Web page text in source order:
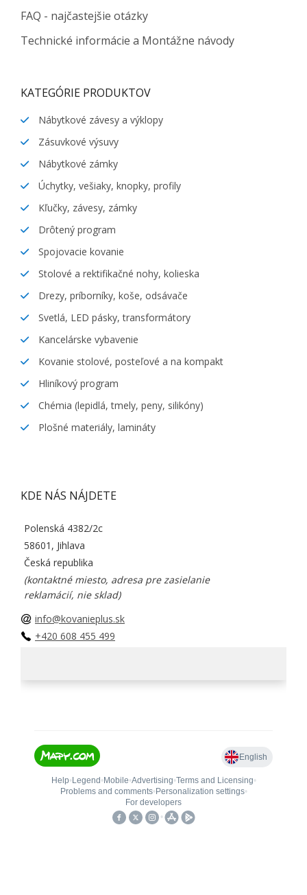
FAQ - najčastejšie otázky
Technické informácie a Montážne návody
KATEGÓRIE PRODUKTOV
Nábytkové závesy a výklopy
Zásuvkové výsuvy
Nábytkové zámky
Úchytky, vešiaky, knopky, profily
Kľučky, závesy, zámky
Drôtený program
Spojovacie kovanie
Stolové a rektifikačné nohy, kolieska
Drezy, príborníky, koše, odsávače
Svetlá, LED pásky, transformátory
Kancelárske vybavenie
Kovanie stolové, posteľové a na kompakt
Hliníkový program
Chémia (lepidlá, tmely, peny, silikóny)
Plošné materiály, lamináty
KDE NÁS NÁJDETE
Polenská 4382/2c
58601, Jihlava
Česká republika
(kontaktné miesto, adresa pre zasielanie
reklamácií, nie sklad)
info@kovanieplus.sk
+420 608 455 499